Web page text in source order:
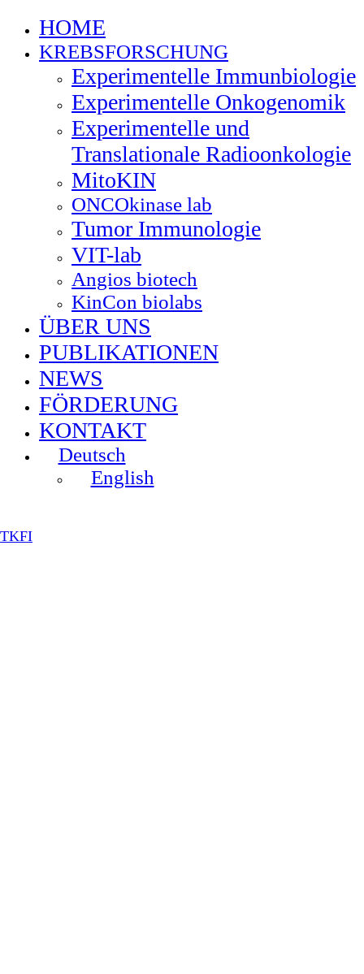
HOME
KREBSFORSCHUNG
Experimentelle Immunbiologie
Experimentelle Onkogenomik
Experimentelle und
Translationale Radioonkologie
MitoKIN
ONCOkinase lab
Tumor Immunologie
VIT-lab
Angios biotech
KinCon biolabs
ÜBER UNS
PUBLIKATIONEN
NEWS
FÖRDERUNG
KONTAKT
Deutsch
English
TKFI